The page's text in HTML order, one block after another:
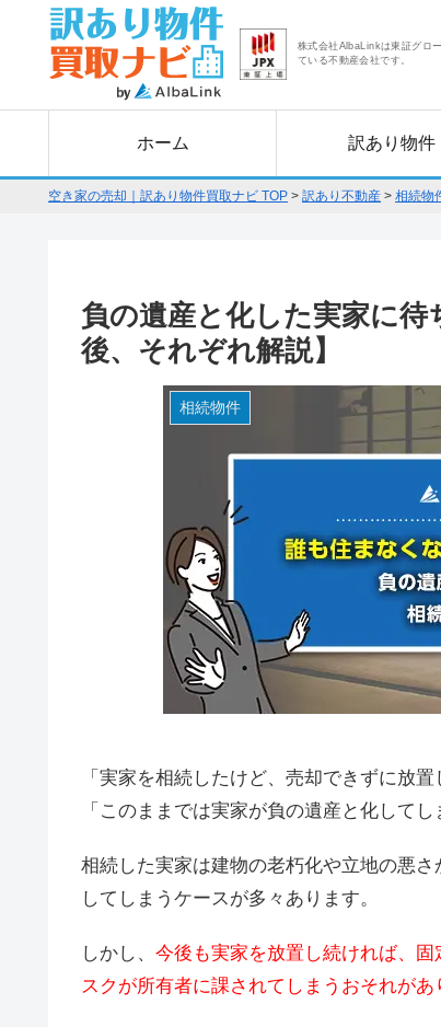
株式会社AlbaLinkは東証グロ
ている不動産会社です。
ホーム 訳あり物件
空き家の売却｜訳あり物件買取ナビ TOP > 訳あり不動産 > 相続物
負の遺産と化した実家に待
後、それぞれ解説】
相続物件
「実家を相続したけど、売却できずに放置
「このままでは実家が負の遺産と化して
相続した実家は建物の老朽化や立地の悪
してしまうケースが多々あります。
しかし、 今後も実家を放置し続ければ、
スクが所有者に課されてしまうおそれがあ